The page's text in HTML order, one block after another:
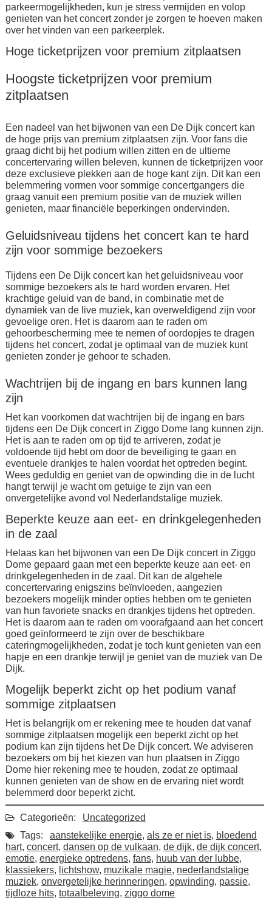
parkeermogelijkheden, kun je stress vermijden en volop
genieten van het concert zonder je zorgen te hoeven maken
over het vinden van een parkeerplek.
Hoge ticketprijzen voor premium zitplaatsen
Hoogste ticketprijzen voor premium
zitplaatsen
Een nadeel van het bijwonen van een De Dijk concert kan
de hoge prijs van premium zitplaatsen zijn. Voor fans die
graag dicht bij het podium willen zitten en de ultieme
concertervaring willen beleven, kunnen de ticketprijzen voor
deze exclusieve plekken aan de hoge kant zijn. Dit kan een
belemmering vormen voor sommige concertgangers die
graag vanuit een premium positie van de muziek willen
genieten, maar financiële beperkingen ondervinden.
Geluidsniveau tijdens het concert kan te hard
zijn voor sommige bezoekers
Tijdens een De Dijk concert kan het geluidsniveau voor
sommige bezoekers als te hard worden ervaren. Het
krachtige geluid van de band, in combinatie met de
dynamiek van de live muziek, kan overweldigend zijn voor
gevoelige oren. Het is daarom aan te raden om
gehoorbescherming mee te nemen of oordopjes te dragen
tijdens het concert, zodat je optimaal van de muziek kunt
genieten zonder je gehoor te schaden.
Wachtrijen bij de ingang en bars kunnen lang
zijn
Het kan voorkomen dat wachtrijen bij de ingang en bars
tijdens een De Dijk concert in Ziggo Dome lang kunnen zijn.
Het is aan te raden om op tijd te arriveren, zodat je
voldoende tijd hebt om door de beveiliging te gaan en
eventuele drankjes te halen voordat het optreden begint.
Wees geduldig en geniet van de opwinding die in de lucht
hangt terwijl je wacht om getuige te zijn van een
onvergetelijke avond vol Nederlandstalige muziek.
Beperkte keuze aan eet- en drinkgelegenheden
in de zaal
Helaas kan het bijwonen van een De Dijk concert in Ziggo
Dome gepaard gaan met een beperkte keuze aan eet- en
drinkgelegenheden in de zaal. Dit kan de algehele
concertervaring enigszins beïnvloeden, aangezien
bezoekers mogelijk minder opties hebben om te genieten
van hun favoriete snacks en drankjes tijdens het optreden.
Het is daarom aan te raden om voorafgaand aan het concert
goed geïnformeerd te zijn over de beschikbare
cateringmogelijkheden, zodat je toch kunt genieten van een
hapje en een drankje terwijl je geniet van de muziek van De
Dijk.
Mogelijk beperkt zicht op het podium vanaf
sommige zitplaatsen
Het is belangrijk om er rekening mee te houden dat vanaf
sommige zitplaatsen mogelijk een beperkt zicht op het
podium kan zijn tijdens het De Dijk concert. We adviseren
bezoekers om bij het kiezen van hun plaatsen in Ziggo
Dome hier rekening mee te houden, zodat ze optimaal
kunnen genieten van de show en de ervaring niet wordt
belemmerd door beperkt zicht.
Categorieën:
Uncategorized
Tags:
aanstekelijke energie, als ze er niet is, bloedend
hart, concert, dansen op de vulkaan, de dijk, de dijk concert,
emotie, energieke optredens, fans, huub van der lubbe,
klassiekers, lichtshow, muzikale magie, nederlandstalige
muziek, onvergetelijke herinneringen, opwinding, passie,
tijdloze hits, totaalbeleving, ziggo dome